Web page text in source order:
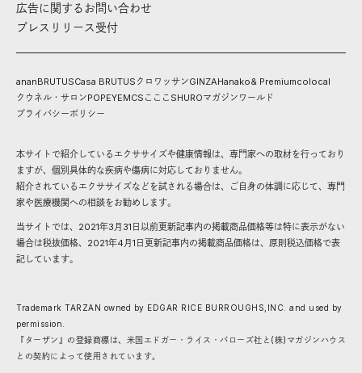
広告に関するお問い合わせ
プレスリリース受付
ananBRUTUSCasa BRUTUS クロワッサンGINZAHanako& Premiumcolocal
クウネル・サロンPOPEYEMCS こここ SHUROマガジンワールド
プライバシーポリシー
本サイトで紹介しているエクササイズや健康情報は、専門家への取材を行っており
ますが、個別具体的な疾病や傷病に対応しておりません。
紹介されているエクササイズなどを試される場合は、ご自身の体調に応じて、専門
家や医療機関への相談をお勧めします。
当サイトでは、2021年3月31日以前更新記事内の掲載商品価格等は特に表示がない
場合は税抜価格、2021年4月1日更新記事内の掲載商品価格は、原則税込価格で表
記しています。
Trademark TARZAN owned by EDGAR RICE BURROUGHS,INC. and used by
permission.
『ターザン』の登録商標は、米国エドガー・ライス・バローズ社と(株)マガジンハウス
との契約によって使用されています。